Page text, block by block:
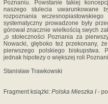
Poznaniu. Powstanie takiej
naszego stulecia uwarunkowane
rozpoznania
systematyczny prowadzone były
górował znacznie wielkością swych
„o stołeczności Poznania za
Nowacki, głęboko też przekonany,
pierwszego polskiego biskupstwa.
jednak hipotezy o większej roli
Stanisław Trawkowski
Fragment książki: Polska Mieszka I -